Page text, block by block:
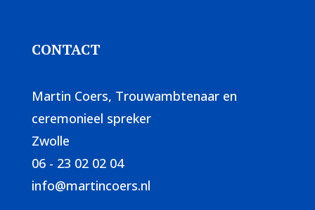
CONTACT
Martin Coers, Trouwambtenaar en
ceremonieel spreker
Zwolle
06 - 23 02 02 04
info@martincoers.nl